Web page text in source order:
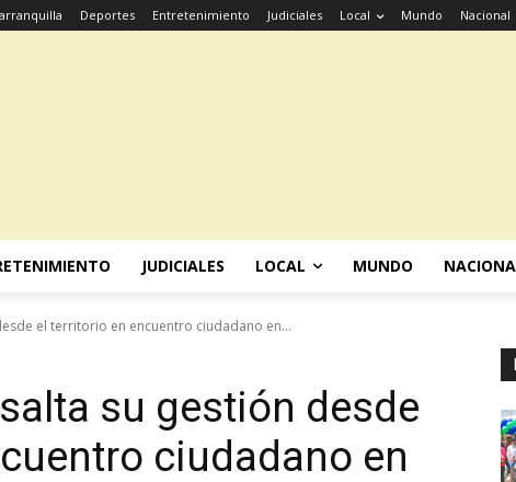
Deportes Entretenimiento Judiciales Local Mundo Nacional
JUDICIALES LOCAL MUNDO
el territorio en encuentro ciudadano en...
su gestión desde
ciudadano en